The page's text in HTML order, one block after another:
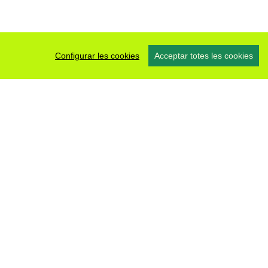
Configurar les cookies Acceptar totes les cookies